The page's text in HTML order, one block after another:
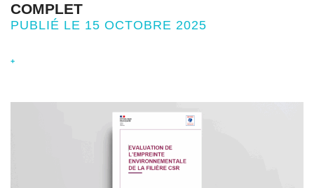
COMPLET
PUBLIÉ LE 15 OCTOBRE 2025
+